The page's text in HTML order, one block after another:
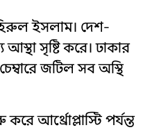
ইসলাম। দেশ-
আস্থা সৃষ্টি করে। ঢাকার
জটিল সব অস্থি
আর্থ্রোপ্লাস্টি পর্যন্ত